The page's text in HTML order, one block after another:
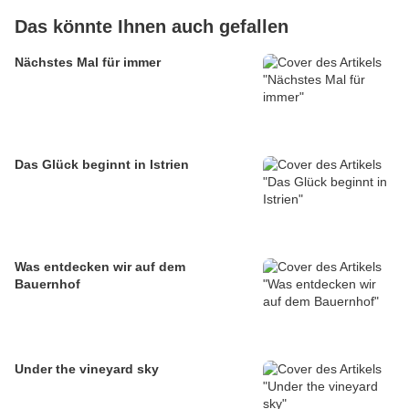
Das könnte Ihnen auch gefallen
Nächstes Mal für immer
Das Glück beginnt in Istrien
Was entdecken wir auf dem
Bauernhof
Under the vineyard sky